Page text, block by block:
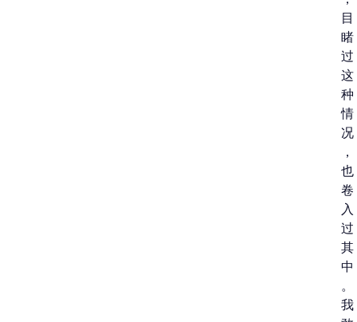
目
睹
过
这
种
情
况
，
也
卷
入
过
其
中
。
我